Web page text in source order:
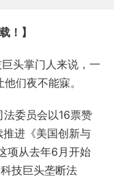
！】
头掌门人来说，一
们夜不能寐。
委员会以16票赞
进《美国创新与
项从去年6月开始
技巨头垄断法